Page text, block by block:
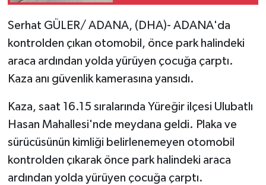
Serhat GÜLER/ ADANA, (DHA)- ADANA'da
kontrolden çıkan otomobil, önce park halindeki
araca ardından yolda yürüyen çocuğa çarptı.
Kaza anı güvenlik kamerasına yansıdı.
Kaza, saat 16.15 sıralarında Yüreğir ilçesi Ulubatlı
Hasan Mahallesi'nde meydana geldi. Plaka ve
sürücüsünün kimliği belirlenemeyen otomobil
kontrolden çıkarak önce park halindeki araca
ardından yolda yürüyen çocuğa çarptı.